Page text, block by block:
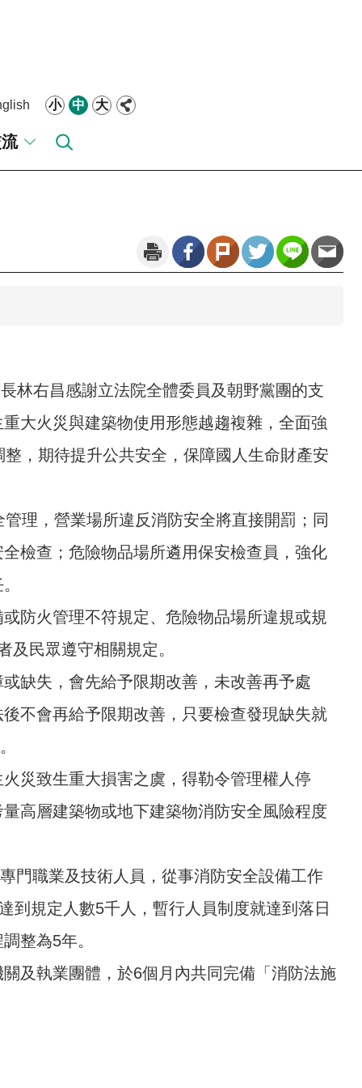
小 中 大
林右昌感謝立法院全體委員及朝野黨團的支
大火災與建築物使用形態越趨複雜，全面強
，期待提升公共安全，保障國人生命財產安
理，營業場所違反消防安全將直接開罰；同
檢查；危險物品場所遴用保安檢查員，強化
防火管理不符規定、危險物品場所違規或規
民眾遵守相關規定。
缺失，會先給予限期改善，未改善再予處
不會再給予限期改善，只要檢查發現缺失就
災致生重大損害之虞，得勒令管理權人停
高層建築物或地下建築物消防安全風險程度
門職業及技術人員，從事消防安全設備工作
到規定人數5千人，暫行人員制度就達到落日
整為5年。
及執業團體，於6個月內共同完備「消防法施